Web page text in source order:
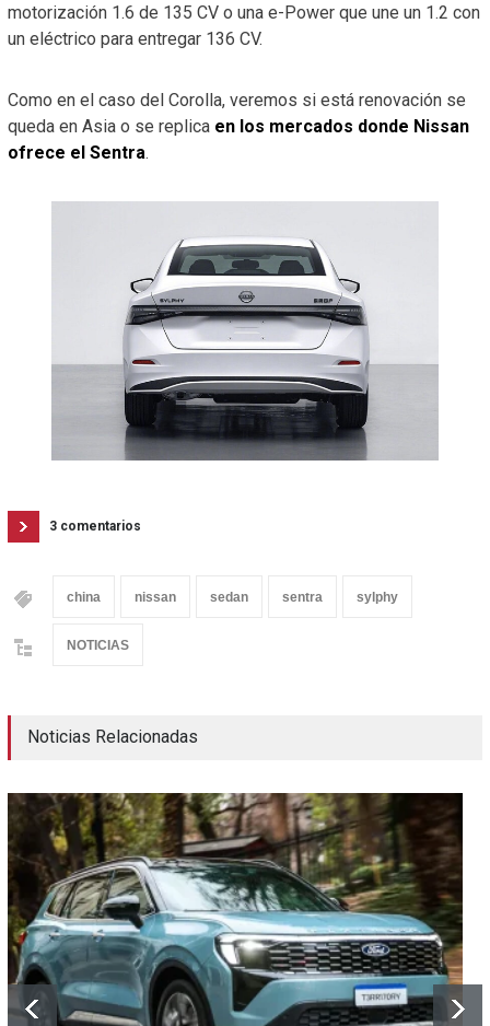
motorización 1.6 de 135 CV o una e-Power que une un 1.2 con
un eléctrico para entregar 136 CV.
Como en el caso del Corolla, veremos si está renovación se
queda en Asia o se replica en los mercados donde Nissan
ofrece el Sentra.
3 comentarios
china nissan sedan sentra sylphy
NOTICIAS
Noticias Relacionadas